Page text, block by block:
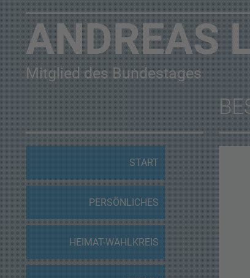
ANDREAS
Mitglied des Bundestages
START
PERSÖNLICHES
HEIMAT-WAHLKREIS